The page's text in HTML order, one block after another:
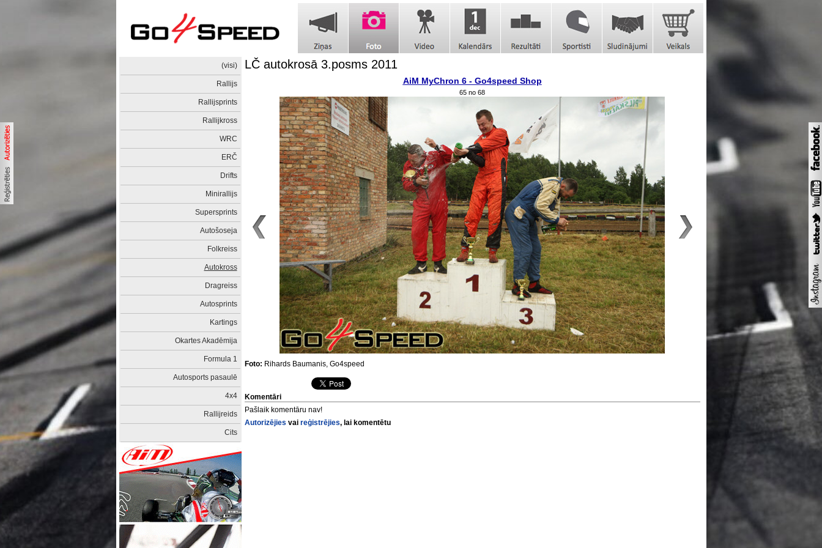
(visi)
Rallijs
Rallijsprints
Rallijkross
WRC
ERČ
Drifts
Minirallijs
Supersprints
Autošoseja
Folkreiss
Autokross
Dragreiss
Autosprints
Kartings
Okartes Akadēmija
Formula 1
Autosports pasaulē
4x4
Rallijreids
Cits
LČ autokrosā 3.posms 2011
AiM MyChron 6 - Go4speed Shop
65 no 68
Foto: Rihards Baumanis, Go4speed
Komentāri
Pašlaik komentāru nav!
Autorizējies vai reģistrējies, lai komentētu